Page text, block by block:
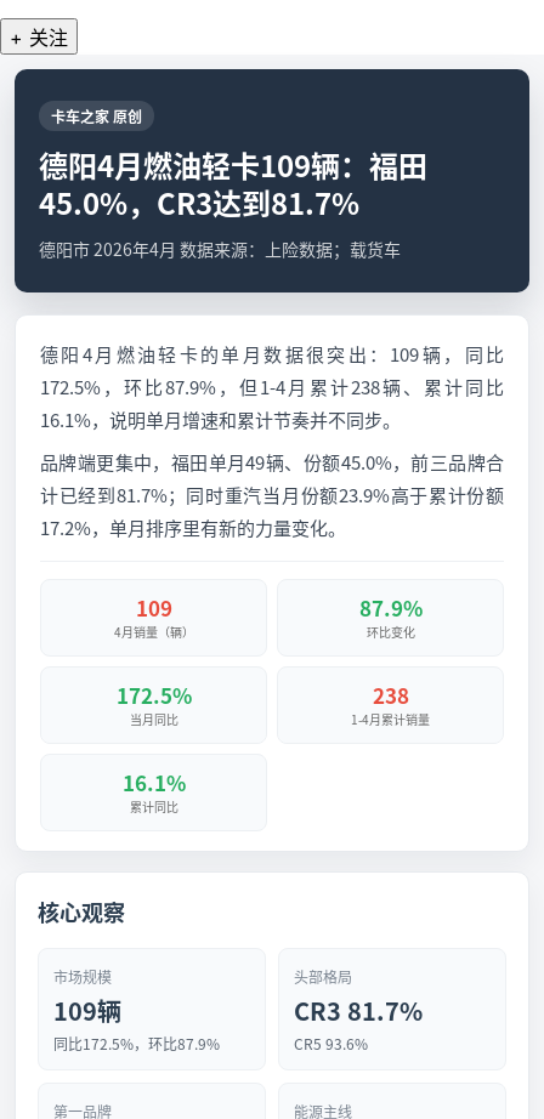
+ 关注
卡车之家 原创
德阳4月燃油轻卡109辆：福田
45.0%，CR3达到81.7%
德阳市 2026年4月 数据来源：上险数据；载货车
德阳4月燃油轻卡的单月数据很突出：109辆，同比
172.5%，环比87.9%，但1-4月累计238辆、累计同比
16.1%，说明单月增速和累计节奏并不同步。
品牌端更集中，福田单月49辆、份额45.0%，前三品牌合
计已经到81.7%；同时重汽当月份额23.9%高于累计份额
17.2%，单月排序里有新的力量变化。
109
4月销量（辆）
87.9%
环比变化
172.5%
当月同比
238
1-4月累计销量
16.1%
累计同比
核心观察
市场规模
109辆
同比172.5%，环比87.9%
头部格局
CR3 81.7%
CR5 93.6%
第一品牌 能源主线